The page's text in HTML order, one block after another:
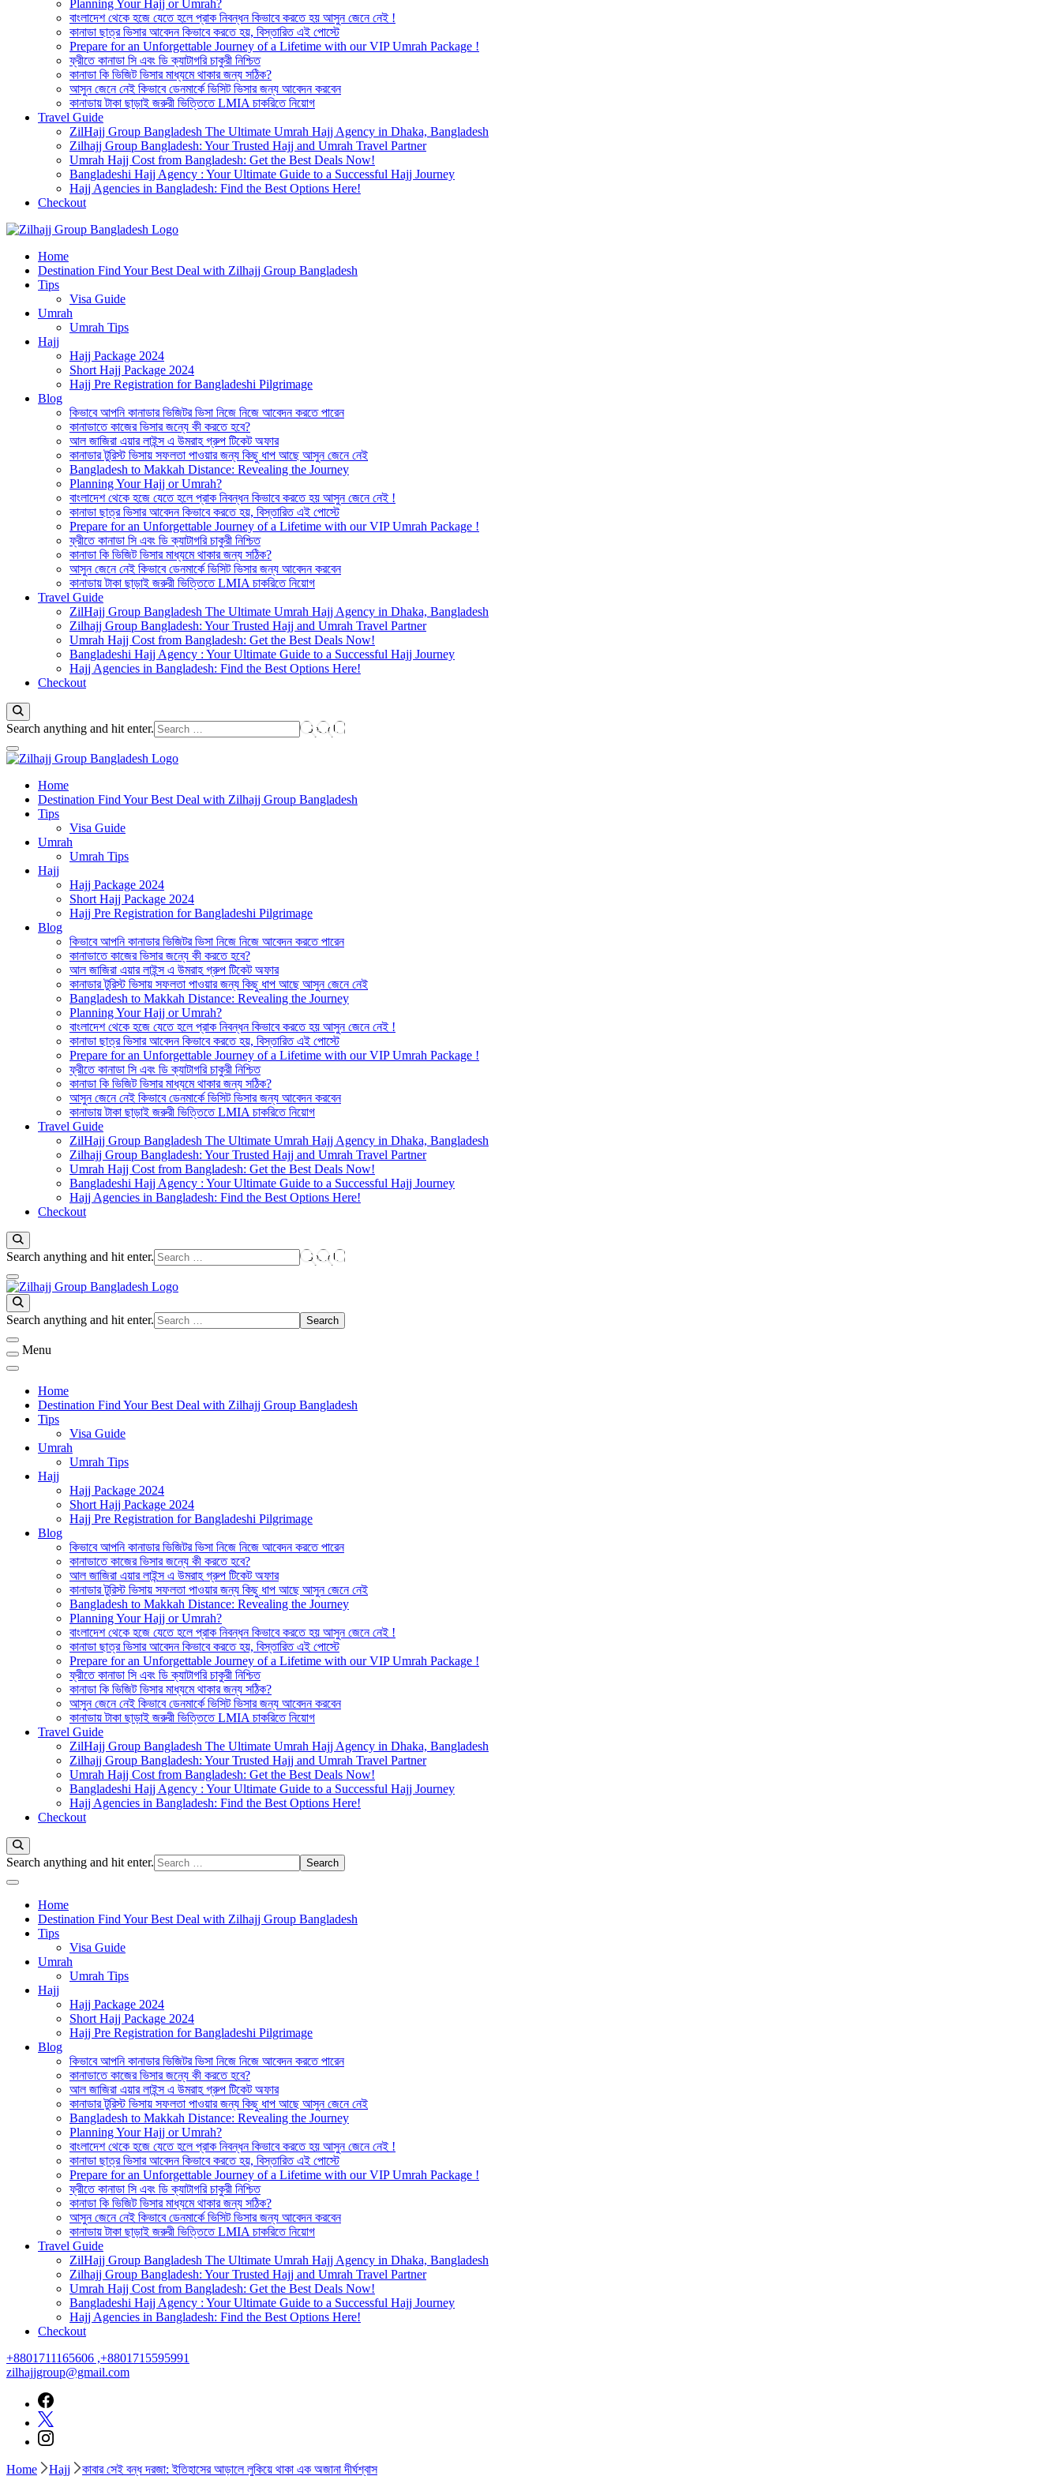
Planning Your Hajj or Umrah?
বাংলাদেশ থেকে হজে যেতে হলে প্রাক নিবন্ধন কিভাবে করতে হয় আসুন জেনে নেই !
কানাডা ছাত্র ভিসার আবেদন কিভাবে করতে হয়, বিস্তারিত এই পোস্টে
Prepare for an Unforgettable Journey of a Lifetime with our VIP Umrah Package !
ফ্রীতে কানাডা সি এবং ডি ক্যাটাগরি চাকুরী নিশ্চিত
কানাডা কি ভিজিট ভিসার মাধ্যমে থাকার জন্য সঠিক?
আসুন জেনে নেই কিভাবে ডেনমার্কে ভিসিট ভিসার জন্য আবেদন করবেন
কানাডায় টাকা ছাড়াই জরুরী ভিত্তিতে LMIA চাকরিতে নিয়োগ
Travel Guide
ZilHajj Group Bangladesh The Ultimate Umrah Hajj Agency in Dhaka, Bangladesh
Zilhajj Group Bangladesh: Your Trusted Hajj and Umrah Travel Partner
Umrah Hajj Cost from Bangladesh: Get the Best Deals Now!
Bangladeshi Hajj Agency : Your Ultimate Guide to a Successful Hajj Journey
Hajj Agencies in Bangladesh: Find the Best Options Here!
Checkout
জিলহজ্জ গ্রুপ বাংলাদেশ
Best Hajj Umrah Travel Tour Agent in Bangladesh
Home
Destination Find Your Best Deal with Zilhajj Group Bangladesh
Tips
Visa Guide
Umrah
Umrah Tips
Hajj
Hajj Package 2024
Short Hajj Package 2024
Hajj Pre Registration for Bangladeshi Pilgrimage
Blog
কিভাবে আপনি কানাডার ভিজিটর ভিসা নিজে নিজে আবেদন করতে পারেন
কানাডাতে কাজের ভিসার জন্যে কী করতে হবে?
আল জাজিরা এয়ার লাইন্স এ উমরাহ গ্রুপ টিকেট অফার
কানাডার টুরিস্ট ভিসায় সফলতা পাওয়ার জন্য কিছু ধাপ আছে আসুন জেনে নেই
Bangladesh to Makkah Distance: Revealing the Journey
Planning Your Hajj or Umrah?
বাংলাদেশ থেকে হজে যেতে হলে প্রাক নিবন্ধন কিভাবে করতে হয় আসুন জেনে নেই !
কানাডা ছাত্র ভিসার আবেদন কিভাবে করতে হয়, বিস্তারিত এই পোস্টে
Prepare for an Unforgettable Journey of a Lifetime with our VIP Umrah Package !
ফ্রীতে কানাডা সি এবং ডি ক্যাটাগরি চাকুরী নিশ্চিত
কানাডা কি ভিজিট ভিসার মাধ্যমে থাকার জন্য সঠিক?
আসুন জেনে নেই কিভাবে ডেনমার্কে ভিসিট ভিসার জন্য আবেদন করবেন
কানাডায় টাকা ছাড়াই জরুরী ভিত্তিতে LMIA চাকরিতে নিয়োগ
Travel Guide
ZilHajj Group Bangladesh The Ultimate Umrah Hajj Agency in Dhaka, Bangladesh
Zilhajj Group Bangladesh: Your Trusted Hajj and Umrah Travel Partner
Umrah Hajj Cost from Bangladesh: Get the Best Deals Now!
Bangladeshi Hajj Agency : Your Ultimate Guide to a Successful Hajj Journey
Hajj Agencies in Bangladesh: Find the Best Options Here!
Checkout
Looking
Something?
Search anything and hit enter.
জিলহজ্জ গ্রুপ বাংলাদেশ
Best Hajj Umrah Travel Tour Agent in Bangladesh
Home
Destination Find Your Best Deal with Zilhajj Group Bangladesh
Tips
Visa Guide
Umrah
Umrah Tips
Hajj
Hajj Package 2024
Short Hajj Package 2024
Hajj Pre Registration for Bangladeshi Pilgrimage
Blog
কিভাবে আপনি কানাডার ভিজিটর ভিসা নিজে নিজে আবেদন করতে পারেন
কানাডাতে কাজের ভিসার জন্যে কী করতে হবে?
আল জাজিরা এয়ার লাইন্স এ উমরাহ গ্রুপ টিকেট অফার
কানাডার টুরিস্ট ভিসায় সফলতা পাওয়ার জন্য কিছু ধাপ আছে আসুন জেনে নেই
Bangladesh to Makkah Distance: Revealing the Journey
Planning Your Hajj or Umrah?
বাংলাদেশ থেকে হজে যেতে হলে প্রাক নিবন্ধন কিভাবে করতে হয় আসুন জেনে নেই !
কানাডা ছাত্র ভিসার আবেদন কিভাবে করতে হয়, বিস্তারিত এই পোস্টে
Prepare for an Unforgettable Journey of a Lifetime with our VIP Umrah Package !
ফ্রীতে কানাডা সি এবং ডি ক্যাটাগরি চাকুরী নিশ্চিত
কানাডা কি ভিজিট ভিসার মাধ্যমে থাকার জন্য সঠিক?
আসুন জেনে নেই কিভাবে ডেনমার্কে ভিসিট ভিসার জন্য আবেদন করবেন
কানাডায় টাকা ছাড়াই জরুরী ভিত্তিতে LMIA চাকরিতে নিয়োগ
Travel Guide
ZilHajj Group Bangladesh The Ultimate Umrah Hajj Agency in Dhaka, Bangladesh
Zilhajj Group Bangladesh: Your Trusted Hajj and Umrah Travel Partner
Umrah Hajj Cost from Bangladesh: Get the Best Deals Now!
Bangladeshi Hajj Agency : Your Ultimate Guide to a Successful Hajj Journey
Hajj Agencies in Bangladesh: Find the Best Options Here!
Checkout
Looking
Something?
Search anything and hit enter.
জিলহজ্জ গ্রুপ বাংলাদেশ
Best Hajj Umrah Travel Tour Agent in Bangladesh
Looking
Something?
Search anything and hit enter.
Menu
Home
Destination Find Your Best Deal with Zilhajj Group Bangladesh
Tips
Visa Guide
Umrah
Umrah Tips
Hajj
Hajj Package 2024
Short Hajj Package 2024
Hajj Pre Registration for Bangladeshi Pilgrimage
Blog
কিভাবে আপনি কানাডার ভিজিটর ভিসা নিজে নিজে আবেদন করতে পারেন
কানাডাতে কাজের ভিসার জন্যে কী করতে হবে?
আল জাজিরা এয়ার লাইন্স এ উমরাহ গ্রুপ টিকেট অফার
কানাডার টুরিস্ট ভিসায় সফলতা পাওয়ার জন্য কিছু ধাপ আছে আসুন জেনে নেই
Bangladesh to Makkah Distance: Revealing the Journey
Planning Your Hajj or Umrah?
বাংলাদেশ থেকে হজে যেতে হলে প্রাক নিবন্ধন কিভাবে করতে হয় আসুন জেনে নেই !
কানাডা ছাত্র ভিসার আবেদন কিভাবে করতে হয়, বিস্তারিত এই পোস্টে
Prepare for an Unforgettable Journey of a Lifetime with our VIP Umrah Package !
ফ্রীতে কানাডা সি এবং ডি ক্যাটাগরি চাকুরী নিশ্চিত
কানাডা কি ভিজিট ভিসার মাধ্যমে থাকার জন্য সঠিক?
আসুন জেনে নেই কিভাবে ডেনমার্কে ভিসিট ভিসার জন্য আবেদন করবেন
কানাডায় টাকা ছাড়াই জরুরী ভিত্তিতে LMIA চাকরিতে নিয়োগ
Travel Guide
ZilHajj Group Bangladesh The Ultimate Umrah Hajj Agency in Dhaka, Bangladesh
Zilhajj Group Bangladesh: Your Trusted Hajj and Umrah Travel Partner
Umrah Hajj Cost from Bangladesh: Get the Best Deals Now!
Bangladeshi Hajj Agency : Your Ultimate Guide to a Successful Hajj Journey
Hajj Agencies in Bangladesh: Find the Best Options Here!
Checkout
Looking
Something?
Search anything and hit enter.
Home
Destination Find Your Best Deal with Zilhajj Group Bangladesh
Tips
Visa Guide
Umrah
Umrah Tips
Hajj
Hajj Package 2024
Short Hajj Package 2024
Hajj Pre Registration for Bangladeshi Pilgrimage
Blog
কিভাবে আপনি কানাডার ভিজিটর ভিসা নিজে নিজে আবেদন করতে পারেন
কানাডাতে কাজের ভিসার জন্যে কী করতে হবে?
আল জাজিরা এয়ার লাইন্স এ উমরাহ গ্রুপ টিকেট অফার
কানাডার টুরিস্ট ভিসায় সফলতা পাওয়ার জন্য কিছু ধাপ আছে আসুন জেনে নেই
Bangladesh to Makkah Distance: Revealing the Journey
Planning Your Hajj or Umrah?
বাংলাদেশ থেকে হজে যেতে হলে প্রাক নিবন্ধন কিভাবে করতে হয় আসুন জেনে নেই !
কানাডা ছাত্র ভিসার আবেদন কিভাবে করতে হয়, বিস্তারিত এই পোস্টে
Prepare for an Unforgettable Journey of a Lifetime with our VIP Umrah Package !
ফ্রীতে কানাডা সি এবং ডি ক্যাটাগরি চাকুরী নিশ্চিত
কানাডা কি ভিজিট ভিসার মাধ্যমে থাকার জন্য সঠিক?
আসুন জেনে নেই কিভাবে ডেনমার্কে ভিসিট ভিসার জন্য আবেদন করবেন
কানাডায় টাকা ছাড়াই জরুরী ভিত্তিতে LMIA চাকরিতে নিয়োগ
Travel Guide
ZilHajj Group Bangladesh The Ultimate Umrah Hajj Agency in Dhaka, Bangladesh
Zilhajj Group Bangladesh: Your Trusted Hajj and Umrah Travel Partner
Umrah Hajj Cost from Bangladesh: Get the Best Deals Now!
Bangladeshi Hajj Agency : Your Ultimate Guide to a Successful Hajj Journey
Hajj Agencies in Bangladesh: Find the Best Options Here!
Checkout
+8801711165606 ,+8801715595991
zilhajjgroup@gmail.com
Home Hajj কাবার সেই বন্ধ দরজা: ইতিহাসের আড়ালে লুকিয়ে থাকা এক অজানা দীর্ঘশ্বাস